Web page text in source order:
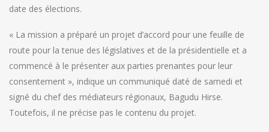
date des élections.
« La mission a préparé un projet d’accord pour une feuille de
route pour la tenue des législatives et de la présidentielle et a
commencé à le présenter aux parties prenantes pour leur
consentement », indique un communiqué daté de samedi et
signé du chef des médiateurs régionaux, Bagudu Hirse.
Toutefois, il ne précise pas le contenu du projet.